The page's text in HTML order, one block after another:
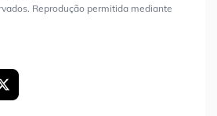
Reprodução permitida mediante